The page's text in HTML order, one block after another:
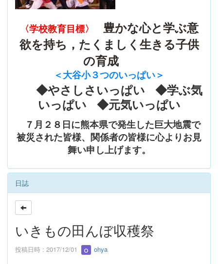
〈学校教育目標〉
豊かな心と学ぶ意
欲を持ち，たくましく生きる子供
の育成
＜大谷小３つのいっぱい＞
◆やさしさいっぱい ◆学ぶ気
いっぱい ◆元気いっぱい
７月２８日に熊本県で発生した巨大地震で
被災された皆様、関係者の皆様に心よりお見
舞い申し上げます。
日誌
いきもの田んぼ収穫祭
投稿日時 : 2017/12/01 ohya